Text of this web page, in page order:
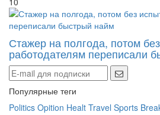
Стажер на полгода, потом без
работодателям переписали
Популярные теги
Politics Opition Healt